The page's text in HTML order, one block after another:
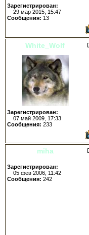
Зарегистрирован:
29 мар 2015, 15:47
Сообщения: 13
White_Wolf
Зарегистрирован:
07 май 2009, 17:33
Сообщения: 233
miha
Зарегистрирован:
05 фев 2006, 11:42
Сообщения: 242